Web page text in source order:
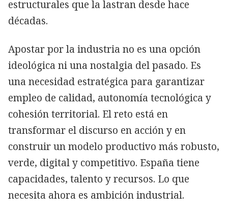
estructurales que la lastran desde hace
décadas.
Apostar por la industria no es una opción
ideológica ni una nostalgia del pasado. Es
una necesidad estratégica para garantizar
empleo de calidad, autonomía tecnológica y
cohesión territorial. El reto está en
transformar el discurso en acción y en
construir un modelo productivo más robusto,
verde, digital y competitivo. España tiene
capacidades, talento y recursos. Lo que
necesita ahora es ambición industrial.